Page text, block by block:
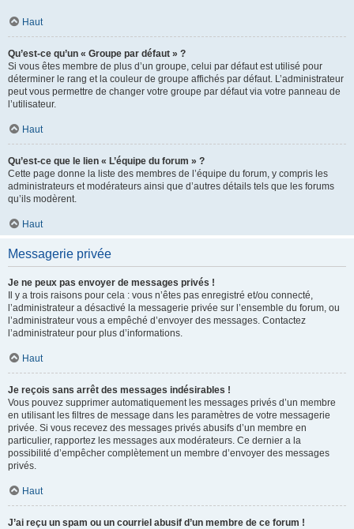
Haut
Qu’est-ce qu’un « Groupe par défaut » ?
Si vous êtes membre de plus d’un groupe, celui par défaut est utilisé pour
déterminer le rang et la couleur de groupe affichés par défaut. L’administrateur
peut vous permettre de changer votre groupe par défaut via votre panneau de
l’utilisateur.
Haut
Qu’est-ce que le lien « L’équipe du forum » ?
Cette page donne la liste des membres de l’équipe du forum, y compris les
administrateurs et modérateurs ainsi que d’autres détails tels que les forums
qu’ils modèrent.
Haut
Messagerie privée
Je ne peux pas envoyer de messages privés !
Il y a trois raisons pour cela : vous n’êtes pas enregistré et/ou connecté,
l’administrateur a désactivé la messagerie privée sur l’ensemble du forum, ou
l’administrateur vous a empêché d’envoyer des messages. Contactez
l’administrateur pour plus d’informations.
Haut
Je reçois sans arrêt des messages indésirables !
Vous pouvez supprimer automatiquement les messages privés d’un membre
en utilisant les filtres de message dans les paramètres de votre messagerie
privée. Si vous recevez des messages privés abusifs d’un membre en
particulier, rapportez les messages aux modérateurs. Ce dernier a la
possibilité d’empêcher complètement un membre d’envoyer des messages
privés.
Haut
J’ai reçu un spam ou un courriel abusif d’un membre de ce forum !